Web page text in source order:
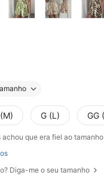
G (L) GG
que era fiel ao tamanho
Diga-me o seu tamanho